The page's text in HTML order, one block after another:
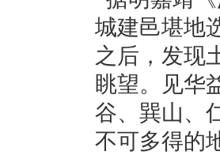
城建邑堪地
之后，发现
眺望。见华
谷、巽山、
不可多得的